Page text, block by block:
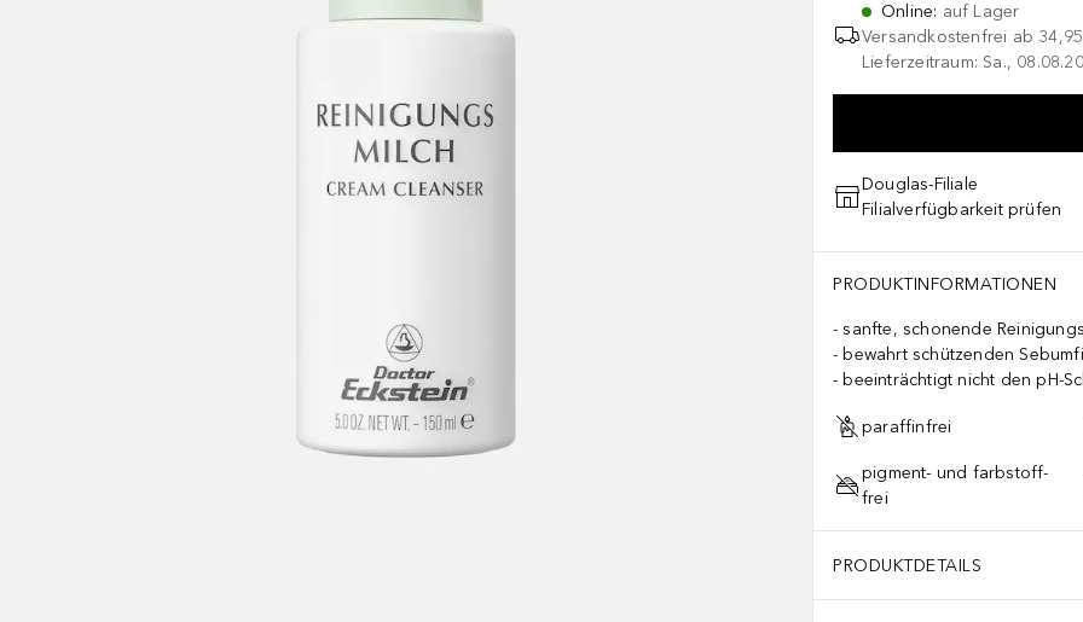
Online: auf Lager
Versandkostenfrei ab
Lieferzeitraum: Sa.,
Douglas-Filiale
Filialverfügbarkeit prüfen
PRODUKTINFORMATIONEN
sanfte, schonende
bewahrt schützenden
beeinträchtigt nicht den pH-
paraffinfrei
pigment- und farbstoff-
frei
PRODUKTDETAILS